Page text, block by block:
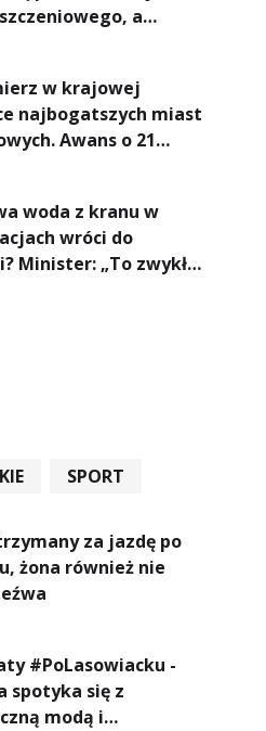
a
w krajowej
najbogatszych miast
Awans o 21
woda z kranu w
wróci do
Minister: „To zwykła
SPORT
za jazdę po
żona również nie
#PoLasowiacku -
spotyka się z
modą i